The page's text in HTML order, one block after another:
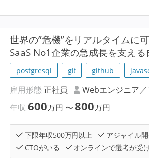
世界の”危機”をリアルタイムに
SaaS No1企業の急成長を支え
postgresql git github
雇用形態 正社員 Webエンジニア
年収600万円 〜800万円
下限年収500万円以上 アジャイル開
CTOがいる
オンラインで選考が受